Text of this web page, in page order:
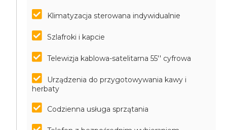
Klimatyzacja sterowana indywidualnie
Szlafroki i kapcie
Telewizja kablowa-satelitarna 55'' cyfrowa
Urządzenia do przygotowywania kawy i
herbaty
Codzienna usługa sprzątania